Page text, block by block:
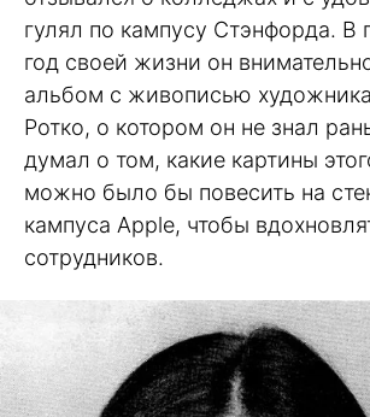
гулял по кампусу Стэнфорда. В
год своей жизни он
альбом с живописью
Ротко, о котором он не знал
думал о том, какие картины
можно было бы повесить на
кампуса Apple, чтобы
сотрудников.